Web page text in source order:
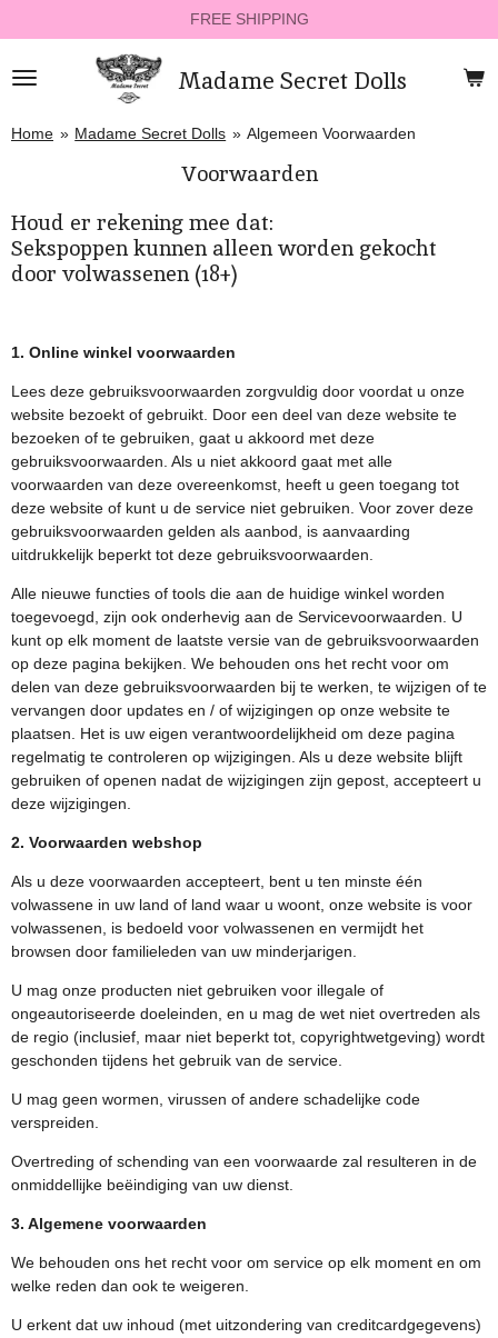
direct
naar
de
Madame Secret Dolls
FREE SHIPPING
Home » Madame Secret Dolls » Algemeen Voorwaarden
Voorwaarden
Houd er rekening mee dat:
Sekspoppen kunnen alleen worden gekocht
door volwassenen (18+)
1. Online winkel voorwaarden
Lees deze gebruiksvoorwaarden zorgvuldig door voordat u onze
website bezoekt of gebruikt. Door een deel van deze website te
bezoeken of te gebruiken, gaat u akkoord met deze
gebruiksvoorwaarden. Als u niet akkoord gaat met alle
voorwaarden van deze overeenkomst, heeft u geen toegang tot
deze website of kunt u de service niet gebruiken. Voor zover deze
gebruiksvoorwaarden gelden als aanbod, is aanvaarding
uitdrukkelijk beperkt tot deze gebruiksvoorwaarden.
Alle nieuwe functies of tools die aan de huidige winkel worden
toegevoegd, zijn ook onderhevig aan de Servicevoorwaarden. U
kunt op elk moment de laatste versie van de gebruiksvoorwaarden
op deze pagina bekijken. We behouden ons het recht voor om
delen van deze gebruiksvoorwaarden bij te werken, te wijzigen of te
vervangen door updates en / of wijzigingen op onze website te
plaatsen. Het is uw eigen verantwoordelijkheid om deze pagina
regelmatig te controleren op wijzigingen. Als u deze website blijft
gebruiken of openen nadat de wijzigingen zijn gepost, accepteert u
deze wijzigingen.
2. Voorwaarden webshop
Als u deze voorwaarden accepteert, bent u ten minste één
volwassene in uw land of land waar u woont, onze website is voor
volwassenen, is bedoeld voor volwassenen en vermijdt het
browsen door familieleden van uw minderjarigen.
U mag onze producten niet gebruiken voor illegale of
ongeautoriseerde doeleinden, en u mag de wet niet overtreden als
de regio (inclusief, maar niet beperkt tot, copyrightwetgeving) wordt
geschonden tijdens het gebruik van de service.
U mag geen wormen, virussen of andere schadelijke code
verspreiden.
Overtreding of schending van een voorwaarde zal resulteren in de
onmiddellijke beëindiging van uw dienst.
3. Algemene voorwaarden
We behouden ons het recht voor om service op elk moment en om
welke reden dan ook te weigeren.
U erkent dat uw inhoud (met uitzondering van creditcardgegevens)